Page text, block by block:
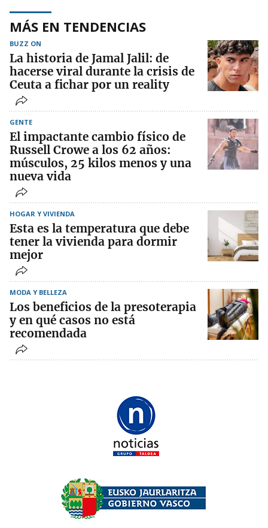
MÁS EN TENDENCIAS
BUZZ ON
La historia de Jamal Jalil: de
hacerse viral durante la crisis de
Ceuta a fichar por un reality
GENTE
El impactante cambio físico de
Russell Crowe a los 62 años:
músculos, 25 kilos menos y una
nueva vida
HOGAR Y VIVIENDA
Esta es la temperatura que debe
tener la vivienda para dormir
mejor
MODA Y BELLEZA
Los beneficios de la presoterapia
y en qué casos no está
recomendada